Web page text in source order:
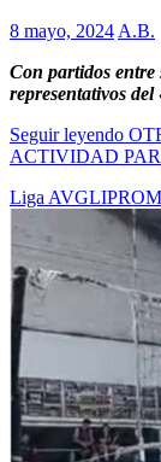
8 mayo, 2024 A.B.
Con partidos entre
representativos
Seguir leyendo
ACTIVIDAD
Liga AVG